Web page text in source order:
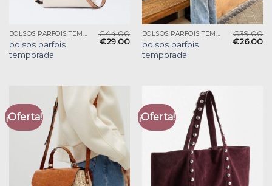
BOLSOS PARFOIS TEMPORADA
bolsos parfois
temporada
€44.00
€29.00
BOLSOS PARFOIS TEMPORADA
bolsos parfois
temporada
€39.00
€26.00
¡Oferta! ¡Oferta!